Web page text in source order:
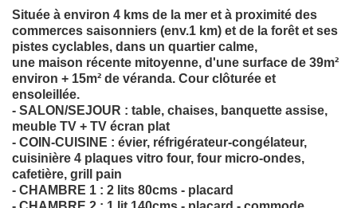
Située à environ 4 kms de la mer et à proximité des
commerces saisonniers (env.1 km) et de la forêt et ses
pistes cyclables, dans un quartier calme,
une maison récente mitoyenne, d'une surface de 39m²
environ + 15m² de véranda. Cour clôturée et
ensoleillée.
- SALON/SEJOUR : table, chaises, banquette assise,
meuble TV + TV écran plat
- COIN-CUISINE : évier, réfrigérateur-congélateur,
cuisinière 4 plaques vitro four, four micro-ondes,
cafetière, grill pain
- CHAMBRE 1 : 2 lits 80cms - placard